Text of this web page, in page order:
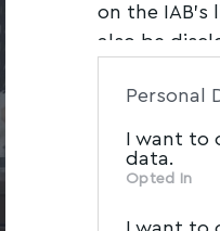
on the
also be
parties.
Personal
I want to
data.
Opted In